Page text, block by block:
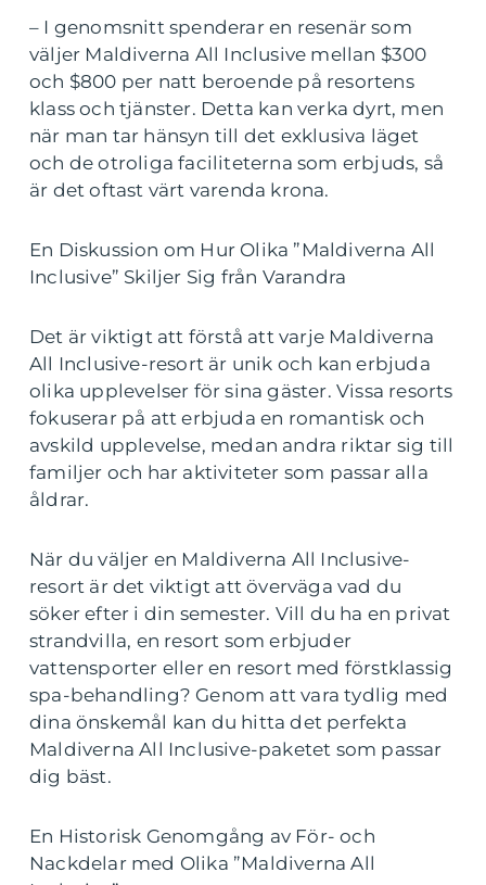
– I genomsnitt spenderar en resenär som
väljer Maldiverna All Inclusive mellan $300
och $800 per natt beroende på resortens
klass och tjänster. Detta kan verka dyrt, men
när man tar hänsyn till det exklusiva läget
och de otroliga faciliteterna som erbjuds, så
är det oftast värt varenda krona.
En Diskussion om Hur Olika ”Maldiverna All
Inclusive” Skiljer Sig från Varandra
Det är viktigt att förstå att varje Maldiverna
All Inclusive-resort är unik och kan erbjuda
olika upplevelser för sina gäster. Vissa resorts
fokuserar på att erbjuda en romantisk och
avskild upplevelse, medan andra riktar sig till
familjer och har aktiviteter som passar alla
åldrar.
När du väljer en Maldiverna All Inclusive-
resort är det viktigt att överväga vad du
söker efter i din semester. Vill du ha en privat
strandvilla, en resort som erbjuder
vattensporter eller en resort med förstklassig
spa-behandling? Genom att vara tydlig med
dina önskemål kan du hitta det perfekta
Maldiverna All Inclusive-paketet som passar
dig bäst.
En Historisk Genomgång av För- och
Nackdelar med Olika ”Maldiverna All